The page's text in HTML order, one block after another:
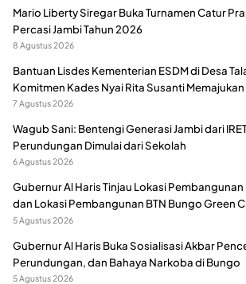
Mario Liberty Siregar Buka Turnamen Catur
Percasi Jambi Tahun 2026
8 Agustus 2026
Bantuan Lisdes Kementerian ESDM di Desa
Komitmen Kades Nyai Rita Susanti
7 Agustus 2026
Wagub Sani: Bentengi Generasi Jambi dari
Perundungan Dimulai dari Sekolah
6 Agustus 2026
Gubernur Al Haris Tinjau Lokasi
dan Lokasi Pembangunan BTN Bungo Green
5 Agustus 2026
Gubernur Al Haris Buka Sosialisasi Akbar
Perundungan, dan Bahaya Narkoba di Bungo
5 Agustus 2026